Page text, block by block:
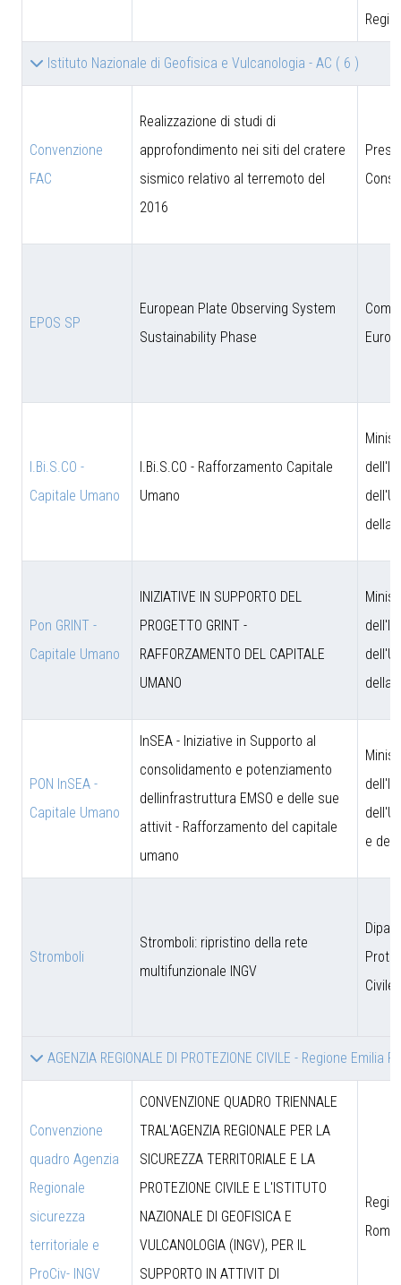
Istituto Nazionale di Geofisica e Vulcanologia - AC ( 6 )
Convenzione
FAC
Realizzazione di studi di
approfondimento nei siti del cratere
sismico relativo al terremoto del
2016
EPOS SP
European Plate Observing System
Sustainability Phase
I.Bi.S.CO -
Capitale Umano
I.Bi.S.CO - Rafforzamento Capitale
Umano
della
Pon GRINT -
Capitale Umano
INIZIATIVE IN SUPPORTO DEL
PROGETTO GRINT -
RAFFORZAMENTO DEL CAPITALE
UMANO
della
PON InSEA -
Capitale Umano
InSEA - Iniziative in Supporto al
consolidamento e potenziamento
dellinfrastruttura EMSO e delle sue
attivit - Rafforzamento del capitale
umano
e
Stromboli
Stromboli: ripristino della rete
multifunzionale INGV
Civile
AGENZIA REGIONALE DI PROTEZIONE CIVILE - Regione Emilia
Convenzione
quadro Agenzia
Regionale
sicurezza
territoriale e
ProCiv- INGV
CONVENZIONE QUADRO TRIENNALE
TRAL'AGENZIA REGIONALE PER LA
SICUREZZA TERRITORIALE E LA
PROTEZIONE CIVILE E L'ISTITUTO
NAZIONALE DI GEOFISICA E
VULCANOLOGIA (INGV), PER IL
SUPPORTO IN ATTIVIT DI